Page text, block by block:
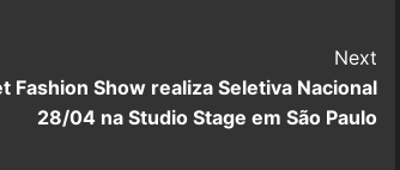
Next
Fashion Show realiza Seletiva Nacional
28/04 na Studio Stage em São Paulo